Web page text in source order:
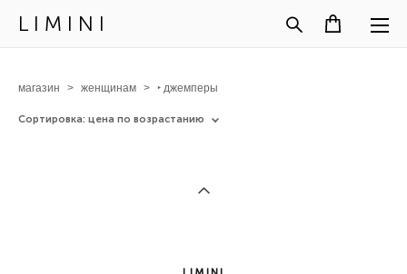
L I M I N I
магазин > женщинам > ‣ джемперы
Сортировка: цена по возрастанию